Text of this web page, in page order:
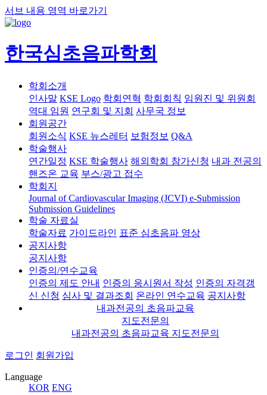
서브 내용 영역 바로가기
한국심초음파학회
학회소개
인사말 KSE Logo 학회연혁 학회회칙 임원진 및 위원회
역대 임원 연구회 및 지회 사무국 정보
회원공간
회원소식 KSE 뉴스레터 보험정보 Q&A
학술행사
연간일정 KSE 학술행사 해외학회 참가신청 내과 전공의
핸즈온 교육 부스/광고 접수
학회지
Journal of Cardiovascular Imaging (JCVI) e-Submission
Submission Guidelines
학술 자료실
학술자료 가이드라인 표준 심초음파 영상
공지사항
공지사항
인증의/연수교육
인증의 제도 안내 인증의 응시원서 작성 인증의 자격갱
신 신청 심사 및 결과조회 온라인 연수교육 공지사항
내과전공의 초음파교육
지도전문의
내과전공의 초음파교육 지도전문의
로그인 회원가입
Language
KOR ENG